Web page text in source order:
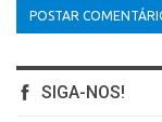
SIGA-NOS!